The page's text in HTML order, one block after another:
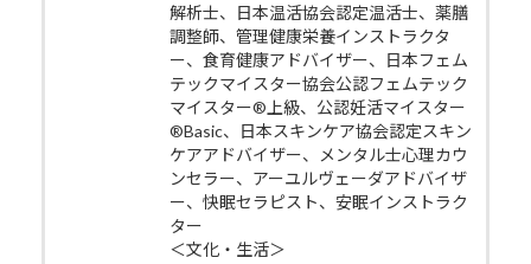
解析士、日本温活協会認定温活士、薬膳
調整師、管理健康栄養インストラクタ
ー、食育健康アドバイザー、日本フェム
テックマイスター協会公認フェムテック
マイスター®上級、公認妊活マイスター
®Basic、日本スキンケア協会認定スキン
ケアアドバイザー、メンタル士心理カウ
ンセラー、アーユルヴェーダアドバイザ
ー、快眠セラピスト、安眠インストラク
ター
＜文化・生活＞